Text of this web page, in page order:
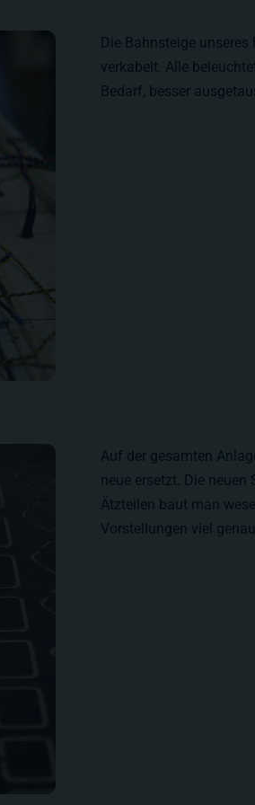
Die Bahnsteige
verkabelt. Alle
Bedarf, besser
Auf der gesamten
neue ersetzt. Die
Ätzteilen baut man
Vorstellungen viel